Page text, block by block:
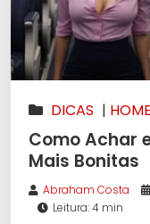
DICAS |
ALPHA |
Como Achar
Mais Bonitas
Abraham Costa
Leitura: 4 min